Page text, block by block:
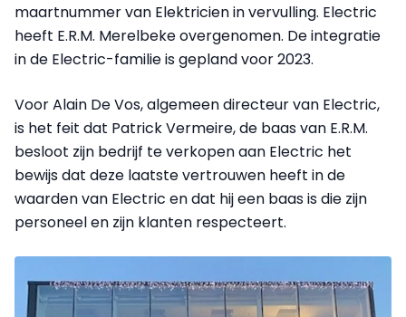
maartnummer van Elektricien in vervulling. Electric
heeft E.R.M. Merelbeke overgenomen. De integratie
in de Electric-familie is gepland voor 2023.
Voor Alain De Vos, algemeen directeur van Electric,
is het feit dat Patrick Vermeire, de baas van E.R.M.
besloot zijn bedrijf te verkopen aan Electric het
bewijs dat deze laatste vertrouwen heeft in de
waarden van Electric en dat hij een baas is die zijn
personeel en zijn klanten respecteert.